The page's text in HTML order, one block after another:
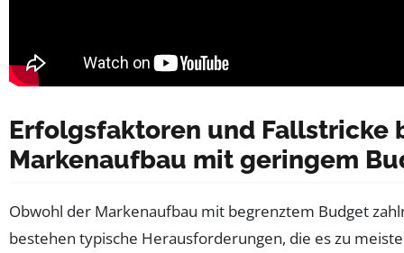
Erfolgsfaktoren und Fallstricke
Markenaufbau mit geringem
Obwohl der Markenaufbau mit begrenztem Budget
bestehen typische Herausforderungen, die es zu